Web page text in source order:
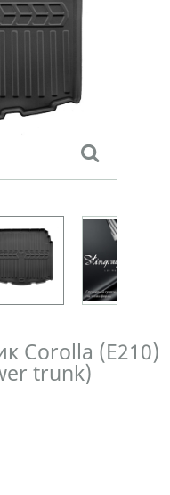
Corolla (E210)
trunk)